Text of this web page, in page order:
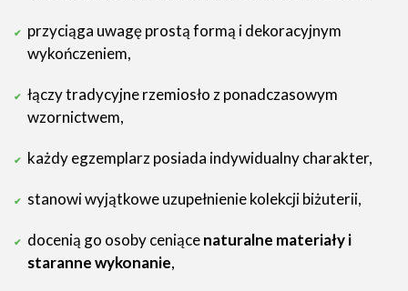
przyciąga uwagę prostą formą i dekoracyjnym
wykończeniem,
łączy tradycyjne rzemiosło z ponadczasowym
wzornictwem,
każdy egzemplarz posiada indywidualny charakter,
stanowi wyjątkowe uzupełnienie kolekcji biżuterii,
docenią go osoby ceniącenaturalne materiały i
staranne wykonanie,